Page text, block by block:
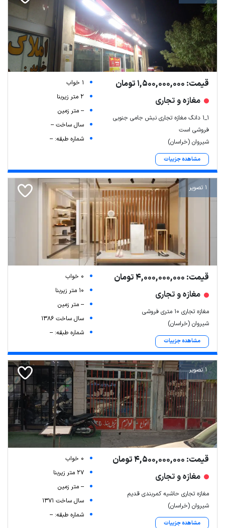
قیمت: 1,500,000,000 تومان
مغازه و تجاری
۱_۱ دانگ مغازه تجاری نبش جامی جنوبی
فروشی است
شیروان (خراسان)
مشاهده جزییات
1 خواب
2 متر زیربنا
-- متر زمین
سال ساخت --
شماره طبقه: --
1 تصویر
قیمت: 4,000,000,000 تومان
مغازه و تجاری
مغازه تجاری ۱۰ متری فروشی
شیروان (خراسان)
مشاهده جزییات
0 خواب
10 متر زیربنا
-- متر زمین
سال ساخت 1386
شماره طبقه: --
1 تصویر
قیمت: 4,500,000,000 تومان
مغازه و تجاری
مغازه تجاری حاشیه کمربندی قدیم
شیروان (خراسان)
مشاهده جزییات
0 خواب
27 متر زیربنا
-- متر زمین
سال ساخت 1371
شماره طبقه: --